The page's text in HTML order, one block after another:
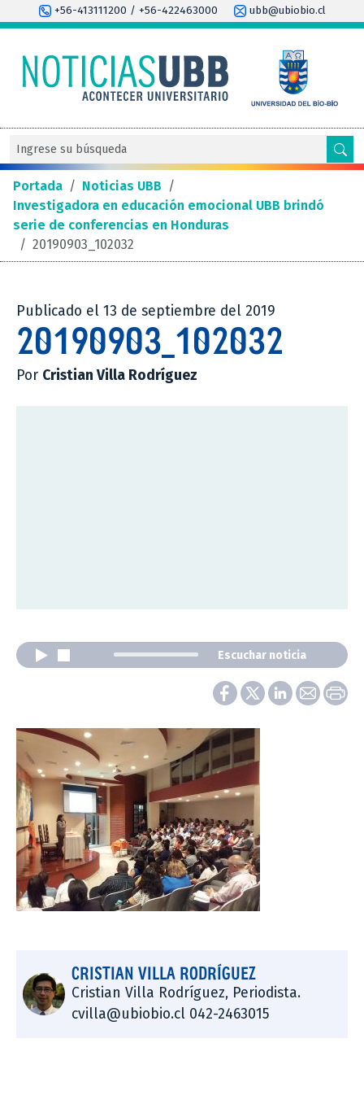
+56-413111200 / +56-422463000 ubb@ubiobio.cl
Portada / Noticias UBB /
Investigadora en educación emocional UBB brindó
serie de conferencias en Honduras
/ 20190903_102032
Publicado el 13 de septiembre del 2019
20190903_102032
Por Cristian Villa Rodríguez
Escuchar noticia
CRISTIAN VILLA RODRÍGUEZ
Cristian Villa Rodríguez, Periodista.
cvilla@ubiobio.cl 042-2463015